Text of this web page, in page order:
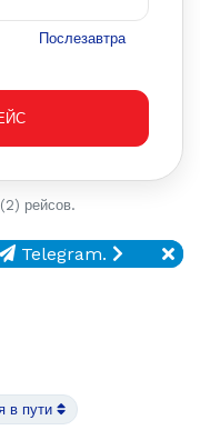
Послезавтра
рейсов.
Telegram.
в пути